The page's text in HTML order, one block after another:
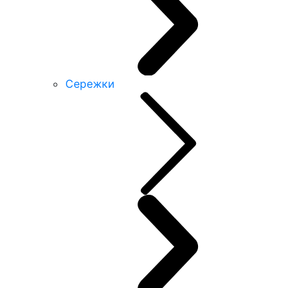
Сережки